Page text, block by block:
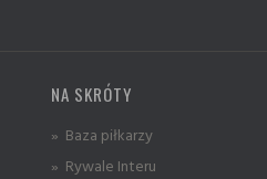
NA SKRÓTY
» Baza piłkarzy
» Rywale Interu